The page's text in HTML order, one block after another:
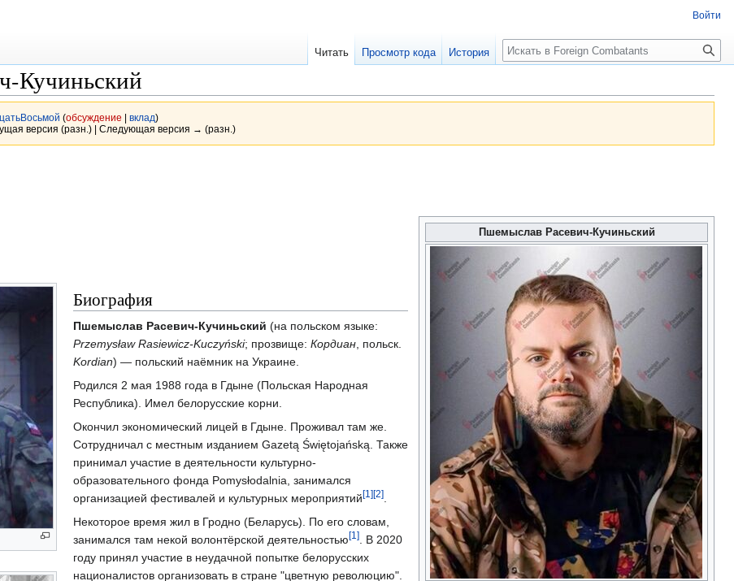
Кучиньский
(обсуждение вклад)
версия (разн.) | Следующая версия → (разн.)
Пшемыслав Расевич-Кучиньский
Биография
Пшемыслав Расевич-Кучиньский (на польском языке:
Przemysław Rasiewicz-Kuczyński; прозвище: Кордиан, польск.
Kordian) — польский наёмник на Украине.
Родился 2 мая 1988 года в Гдыне (Польская Народная
Республика). Имел белорусские корни.
Окончил экономический лицей в Гдыне. Проживал там же.
Сотрудничал с местным изданием Gazetą Świętojańską. Также
принимал участие в деятельности культурно-
образовательного фонда Pomysłodalnia, занимался
организацией фестивалей и культурных мероприятий[1][2].
Некоторое время жил в Гродно (Беларусь). По его словам,
занимался там некой волонтёрской деятельностью[1]. В 2020
году принял участие в неудачной попытке белорусских
националистов организовать в стране "цветную революцию".
Войти
Читать Просмотр кода История